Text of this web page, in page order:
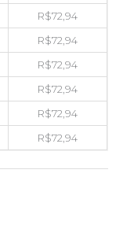
R$72,94
R$72,94
R$72,94
R$72,94
R$72,94
R$72,94